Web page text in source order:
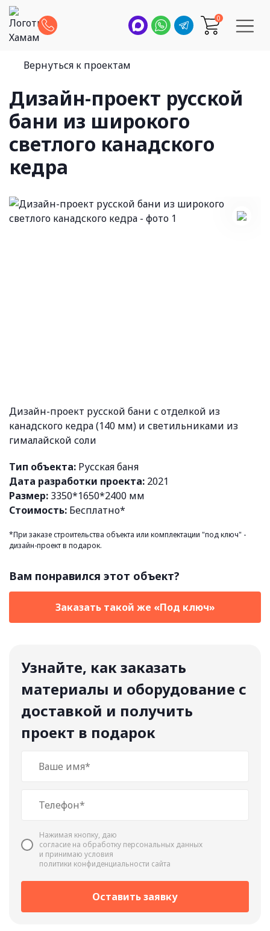
0
Вернуться к проектам
Дизайн-проект русской
бани из широкого
светлого канадского
кедра
Дизайн-проект русской бани с отделкой из
канадского кедра (140 мм) и светильниками из
гималайской соли
Тип объекта: Русская баня
Дата разработки проекта: 2021
Размер: 3350*1650*2400 мм
Стоимость: Бесплатно*
*При заказе строительства объекта или комплектации "под ключ" -
дизайн-проект в подарок.
Вам понравился этот объект?
Заказать такой же «Под ключ»
Узнайте, как заказать
материалы и оборудование с
доставкой и получить
проект в подарок
Нажимая кнопку, даю
cогласие на обработку персональных данных
и принимаю условия
политики конфиденциальности сайта
Оставить заявку